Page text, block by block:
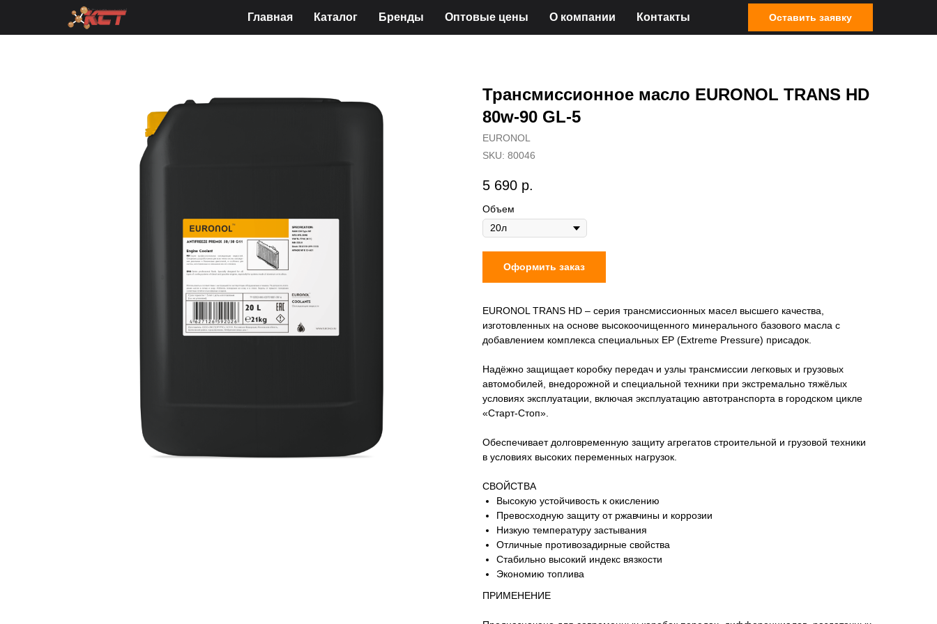
Главная Каталог Бренды Оптовые цены О компании Контакты Оставить заявку
Трансмиссионное масло EURONOL TRANS HD
80w-90 GL-5
EURONOL
SKU: 80046
5 690 р.
Объем
Оформить заказ
EURONOL TRANS HD – серия трансмиссионных масел высшего качества,
изготовленных на основе высокоочищенного минерального базового масла c
добавлением комплекса специальных EP (Extreme Pressure) присадок.
Надёжно защищает коробку передач и узлы трансмиссии легковых и грузовых
автомобилей, внедорожной и специальной техники при экстремально тяжёлых
условиях эксплуатации, включая эксплуатацию автотранспорта в городском цикле
«Старт-Стоп».
Обеспечивает долговременную защиту агрегатов строительной и грузовой техники
в условиях высоких переменных нагрузок.
СВОЙСТВА
Высокую устойчивость к окислению
Превосходную защиту от ржавчины и коррозии
Низкую температуру застывания
Отличные противозадирные свойства
Стабильно высокий индекс вязкости
Экономию топлива
ПРИМЕНЕНИЕ